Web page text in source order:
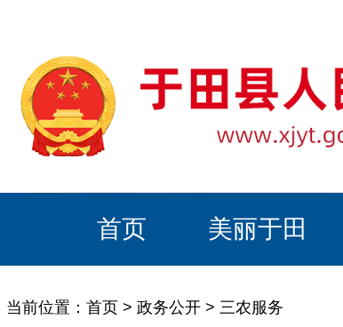
首页 美丽于田
当前位置： 首页 > 政务公开 > 三农服务